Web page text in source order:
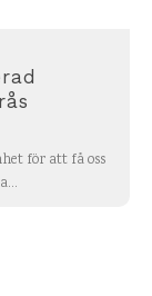
för att få oss